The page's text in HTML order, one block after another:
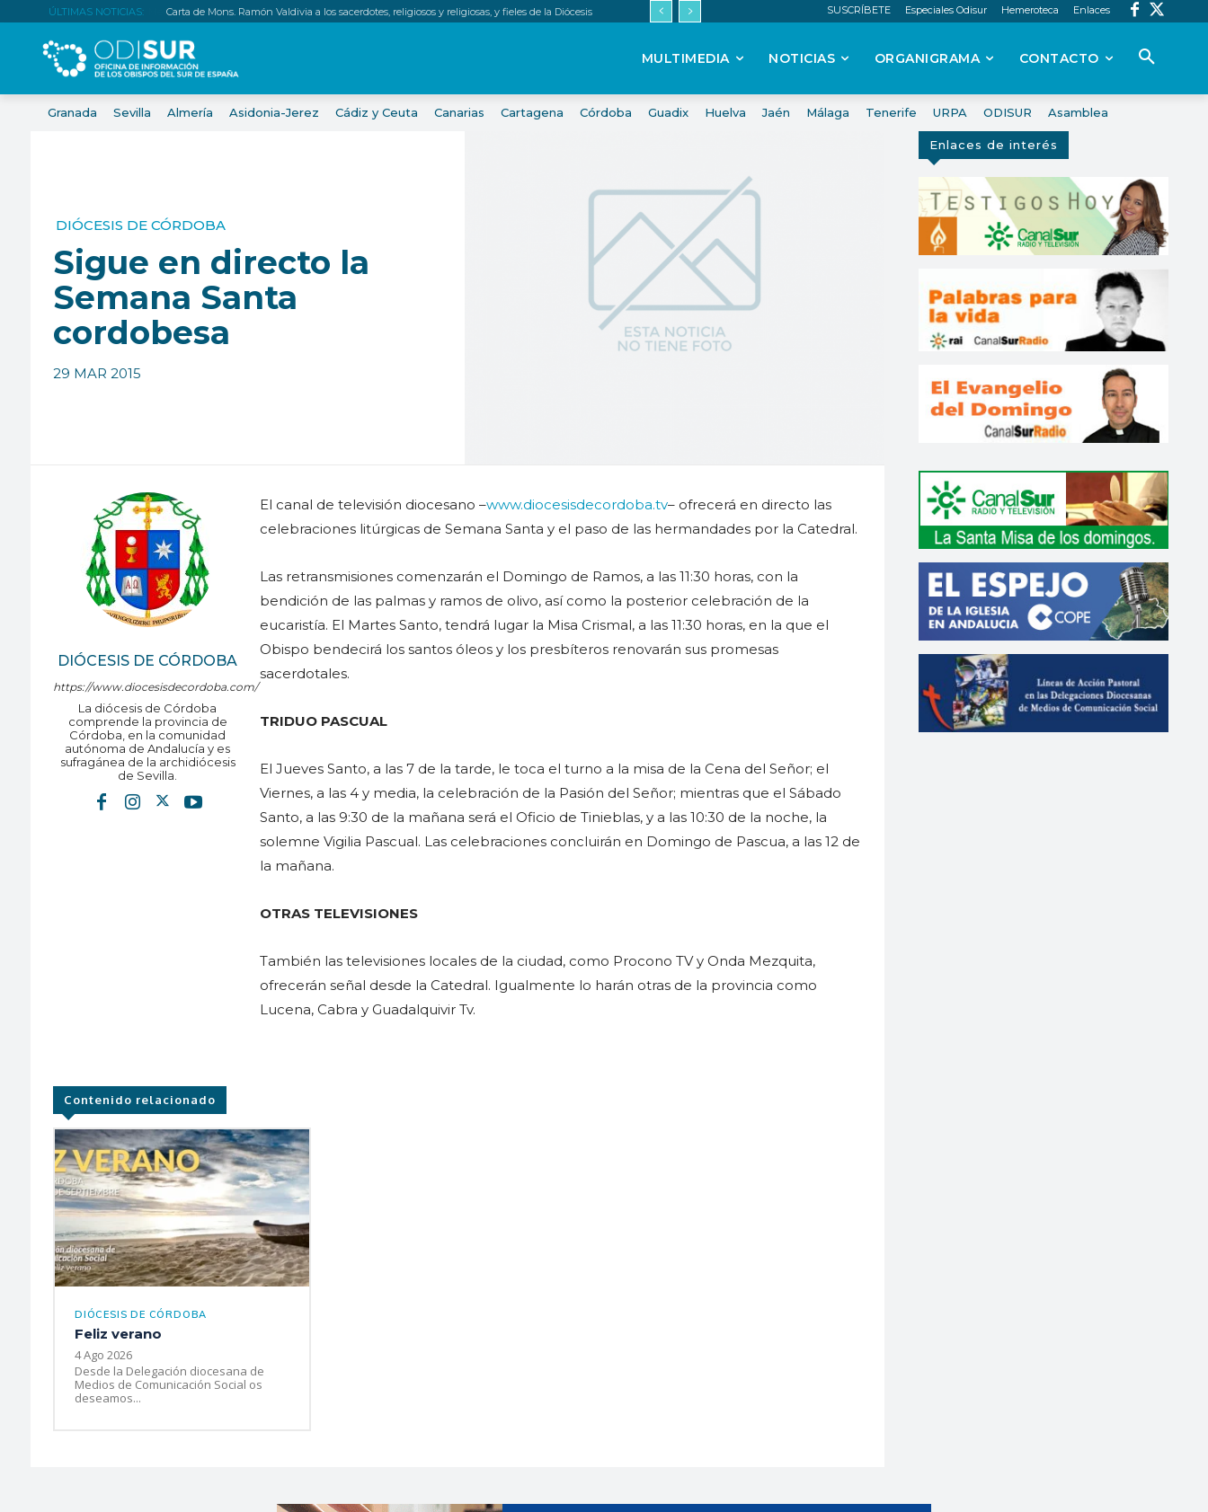
ÚLTIMAS NOTICIAS: Carta de Mons. Ramón Valdivia a los sacerdotes, religiosos y religiosas, y fieles de la Diócesis SUSCRÍBETE Especiales Odisur Hemeroteca Enlaces
MULTIMEDIA NOTICIAS ORGANIGRAMA CONTACTO
Granada Sevilla Almería Asidonia-Jerez Cádiz y Ceuta Canarias Cartagena Córdoba Guadix Huelva Jaén Málaga Tenerife URPA ODISUR Asamblea
DIÓCESIS DE CÓRDOBA
Sigue en directo la
Semana Santa
cordobesa
29 MAR 2015
DIÓCESIS DE CÓRDOBA
https://www.diocesisdecordoba.com/
La diócesis de Córdoba
comprende la provincia de
Córdoba, en la comunidad
autónoma de Andalucía y es
sufragánea de la archidiócesis
de Sevilla.
El canal de televisión diocesano –www.diocesisdecordoba.tv– ofrecerá en directo las
celebraciones litúrgicas de Semana Santa y el paso de las hermandades por la Catedral.
Las retransmisiones comenzarán el Domingo de Ramos, a las 11:30 horas, con la
bendición de las palmas y ramos de olivo, así como la posterior celebración de la
eucaristía. El Martes Santo, tendrá lugar la Misa Crismal, a las 11:30 horas, en la que el
Obispo bendecirá los santos óleos y los presbíteros renovarán sus promesas
sacerdotales.
TRIDUO PASCUAL
El Jueves Santo, a las 7 de la tarde, le toca el turno a la misa de la Cena del Señor; el
Viernes, a las 4 y media, la celebración de la Pasión del Señor; mientras que el Sábado
Santo, a las 9:30 de la mañana será el Oficio de Tinieblas, y a las 10:30 de la noche, la
solemne Vigilia Pascual. Las celebraciones concluirán en Domingo de Pascua, a las 12 de
la mañana.
OTRAS TELEVISIONES
También las televisiones locales de la ciudad, como Procono TV y Onda Mezquita,
ofrecerán señal desde la Catedral. Igualmente lo harán otras de la provincia como
Lucena, Cabra y Guadalquivir Tv.
Contenido relacionado
DIÓCESIS DE CÓRDOBA
Feliz verano
4 Ago 2026
Desde la Delegación diocesana de
Medios de Comunicación Social os
deseamos...
Enlaces de interés